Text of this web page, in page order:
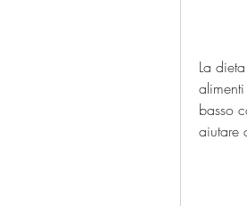
La
basso
aiutare